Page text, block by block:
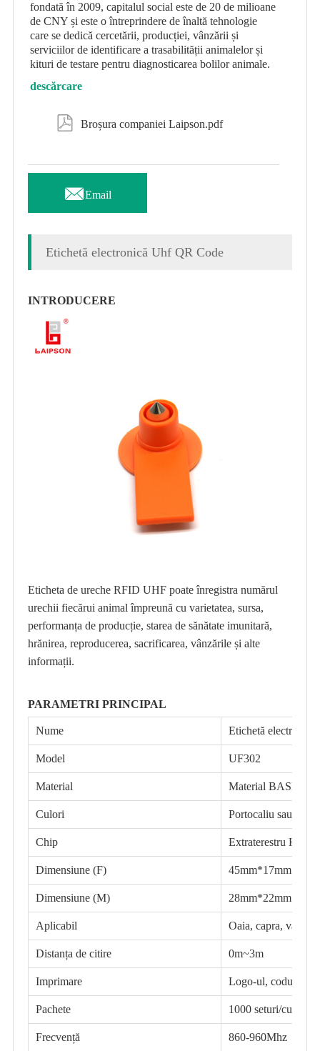
fondată în 2009, capitalul social este de 20 de milioane
de CNY și este o întreprindere de înaltă tehnologie
care se dedică cercetării, producției, vânzării și
serviciilor de identificare a trasabilității animalelor și
kituri de testare pentru diagnosticarea bolilor animale.
descărcare
 Broșura companiei Laipson.pdf
Email
Etichetă electronică Uhf QR Code
INTRODUCERE
Eticheta de ureche RFID UHF poate înregistra numărul
urechii fiecărui animal împreună cu varietatea, sursa,
performanța de producție, starea de sănătate imunitară,
hrănirea, reproducerea, sacrificarea, vânzările și alte
informații.
PARAMETRI PRINCIPAL
Nume Etichetă
Model UF302
Material Material BASF
Culori Portocaliu sau
Chip Extraterestru H3
Dimensiune (F) 45mm*17mm
Dimensiune (M) 28mm*22mm
Aplicabil Oaia, capra, vaca,...
Distanța de citire 0m~3m
Imprimare Logo-ul, codul de
Pachete 1000 seturi/cutie
Frecvență 860-960Mhz